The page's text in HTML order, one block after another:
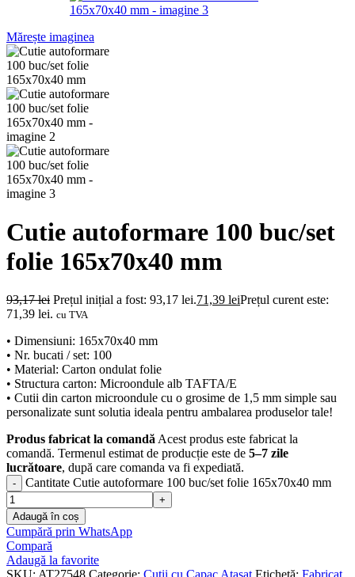
Mărește imaginea
Cutie autoformare 100 buc/set
folie 165x70x40 mm
93,17lei Prețul inițial a fost: 93,17 lei.71,39 leiPrețul curent este:
71,39 lei. cu TVA
• Dimensiuni: 165x70x40 mm
• Nr. bucati / set: 100
• Material: Carton ondulat folie
• Structura carton: Microondule alb TAFTA/E
• Cutii din carton microondule cu o grosime de 1,5 mm simple sau
personalizate sunt solutia ideala pentru ambalarea produselor tale!
Produs fabricat la comandăAcest produs este fabricat la
comandă. Termenul estimat de producție este de 5–7 zile
lucrătoare, după care comanda va fi expediată.
Cantitate Cutie autoformare 100 buc/set folie 165x70x40 mm
Adaugă în coș
Cumpără prin WhatsApp
Compară
Adaugă la favorite